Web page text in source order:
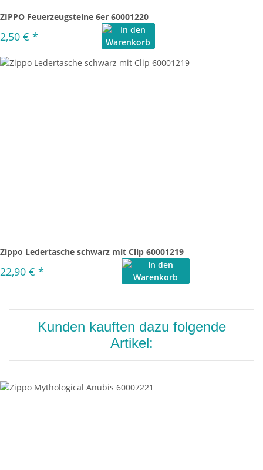
ZIPPO Feuerzeugsteine 6er 60001220
2,50 € *
Zippo Ledertasche schwarz mit Clip 60001219
22,90 € *
Kunden kauften dazu folgende
Artikel: